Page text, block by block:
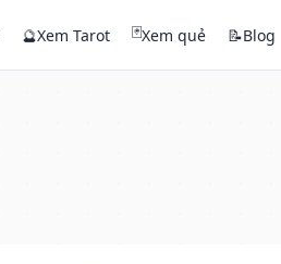
🔮Xem Tarot 🃏Xem quẻ 📝Blog